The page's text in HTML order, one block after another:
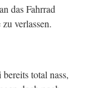
das Fahrrad
verlassen.
total nass,